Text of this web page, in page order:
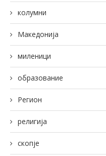
колумни
Македонија
миленици
образование
Регион
религија
скопје